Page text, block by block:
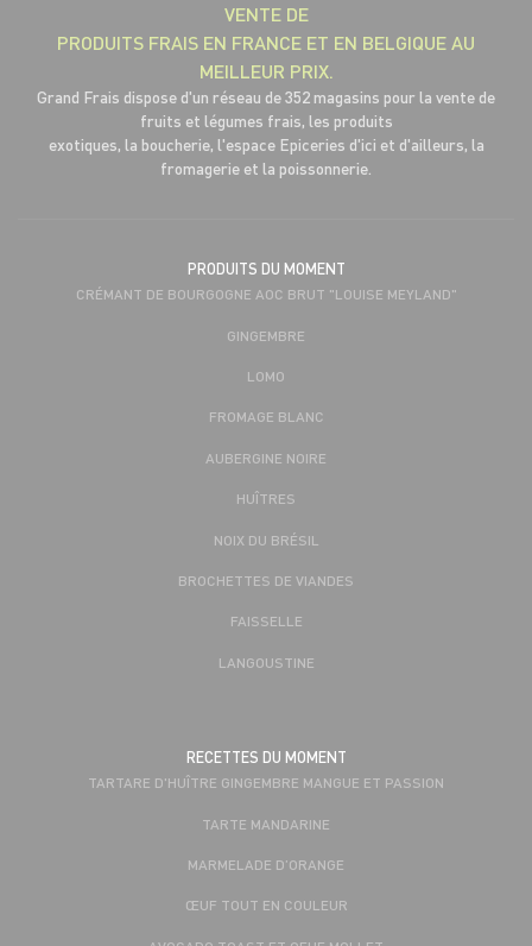
VENTE DE
PRODUITS FRAIS EN FRANCE ET EN BELGIQUE AU
MEILLEUR PRIX.
Grand Frais dispose d'un réseau de 352 magasins pour la vente de
fruits et légumes frais, les produits
exotiques, la boucherie, l'espace Epiceries d'ici et d'ailleurs, la
fromagerie et la poissonnerie.
PRODUITS DU MOMENT
CRÉMANT DE BOURGOGNE AOC BRUT "LOUISE MEYLAND"
GINGEMBRE
LOMO
FROMAGE BLANC
AUBERGINE NOIRE
HUÎTRES
NOIX DU BRÉSIL
BROCHETTES DE VIANDES
FAISSELLE
LANGOUSTINE
RECETTES DU MOMENT
TARTARE D'HUÎTRE GINGEMBRE MANGUE ET PASSION
TARTE MANDARINE
MARMELADE D’ORANGE
ŒUF TOUT EN COULEUR